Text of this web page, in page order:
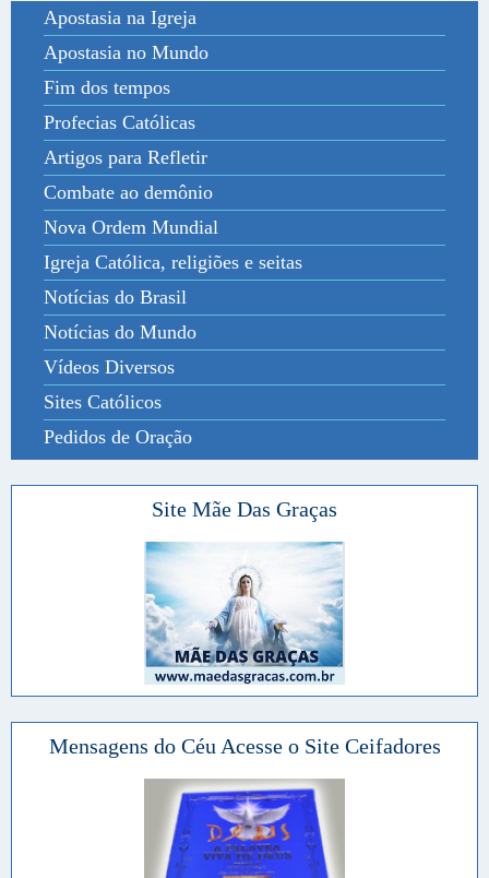
Apostasia na Igreja
Apostasia no Mundo
Fim dos tempos
Profecias Católicas
Artigos para Refletir
Combate ao demônio
Nova Ordem Mundial
Igreja Católica, religiões e seitas
Notícias do Brasil
Notícias do Mundo
Vídeos Diversos
Sites Católicos
Pedidos de Oração
Site Mãe Das Graças
Mensagens do Céu Acesse o Site Ceifadores